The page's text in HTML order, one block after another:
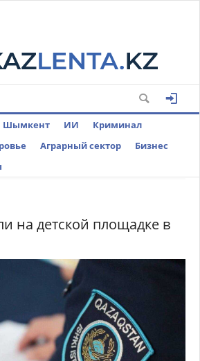
Шымкент ИИ
Криминал
Аграрный сектор
Бизнес
на детской площадке в